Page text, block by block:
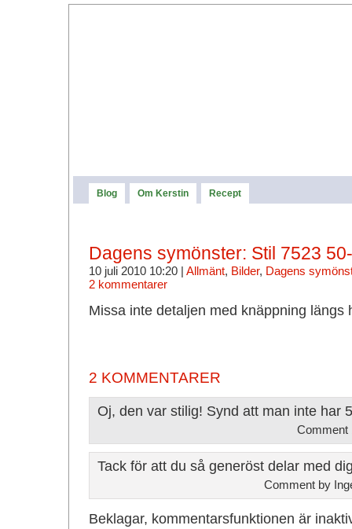
Blog Om Kerstin Recept
Dagens symönster: Stil 7523
10 juli 2010 10:20 | Allmänt, Bilder, Dagens
2 kommentarer
Missa inte detaljen med knäppning längs
2 KOMMENTARER
Oj, den var stilig! Synd att man inte har
Tack för att du så generöst delar med
Comment by
Beklagar, kommentarsfunktionen är